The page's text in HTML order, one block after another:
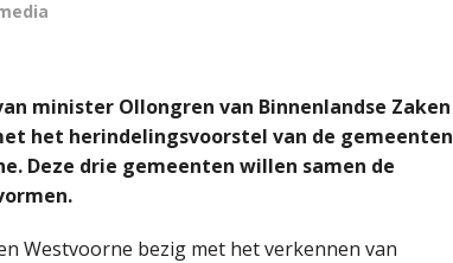
minister Ollongren van Binnenlandse Zaken
het herindelingsvoorstel van de gemeenten
Deze drie gemeenten willen samen de
Westvoorne bezig met het verkennen van